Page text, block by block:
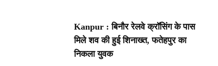
Kanpur : बिनौर रेलवे क्रॉसिंग के पास
मिले शव की हुई शिनाख्त, फतेहपुर का
निकला युवक